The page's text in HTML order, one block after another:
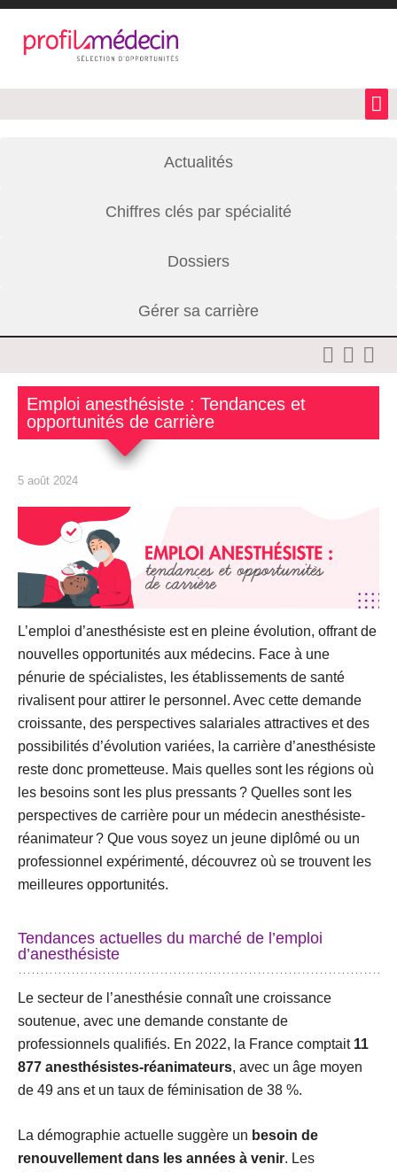
Actualités
Chiffres clés par spécialité
Dossiers
Gérer sa carrière
Emploi anesthésiste : Tendances et
opportunités de carrière
5 août 2024
L’emploi d’anesthésiste est en pleine évolution, offrant de
nouvelles opportunités aux médecins. Face à une
pénurie de spécialistes, les établissements de santé
rivalisent pour attirer le personnel. Avec cette demande
croissante, des perspectives salariales attractives et des
possibilités d’évolution variées, la carrière d’anesthésiste
reste donc prometteuse. Mais quelles sont les régions où
les besoins sont les plus pressants ? Quelles sont les
perspectives de carrière pour un médecin anesthésiste-
réanimateur ? Que vous soyez un jeune diplômé ou un
professionnel expérimenté, découvrez où se trouvent les
meilleures opportunités.
Tendances actuelles du marché de l’emploi
d’anesthésiste
Le secteur de l’anesthésie connaît une croissance
soutenue, avec une demande constante de
professionnels qualifiés. En 2022, la France comptait 11
877 anesthésistes-réanimateurs, avec un âge moyen
de 49 ans et un taux de féminisation de 38 %.
La démographie actuelle suggère un besoin de
renouvellement dans les années à venir. Les